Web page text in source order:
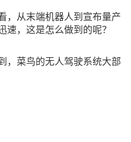
，从末端机器人到宣布量产
，这是怎么做到的呢？
，菜鸟的无人驾驶系统大部